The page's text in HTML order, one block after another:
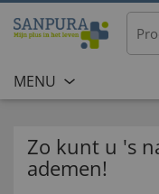
MENU
Zo kunt u 's
ademen!